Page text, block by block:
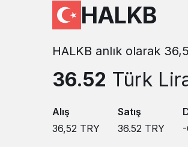
HALKB
HALKB anlık olarak
36.52 Türk
Alış
36,52 TRY
Satış
36.52 TRY